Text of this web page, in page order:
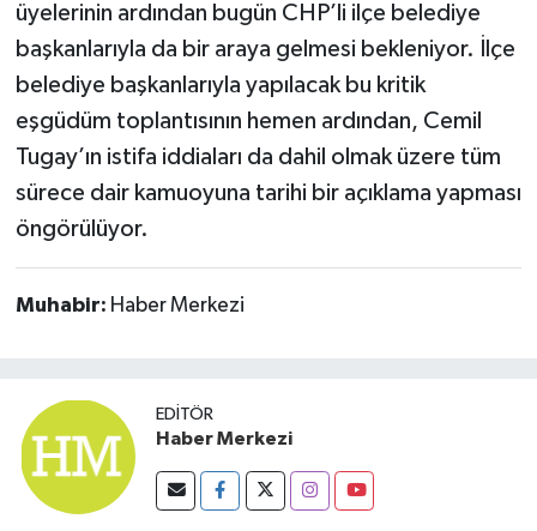
üyelerinin ardından bugün CHP’li ilçe belediye
başkanlarıyla da bir araya gelmesi bekleniyor. İlçe
belediye başkanlarıyla yapılacak bu kritik
eşgüdüm toplantısının hemen ardından, Cemil
Tugay’ın istifa iddiaları da dahil olmak üzere tüm
sürece dair kamuoyuna tarihi bir açıklama yapması
öngörülüyor.
Muhabir: Haber Merkezi
EDITÖR
Haber Merkezi